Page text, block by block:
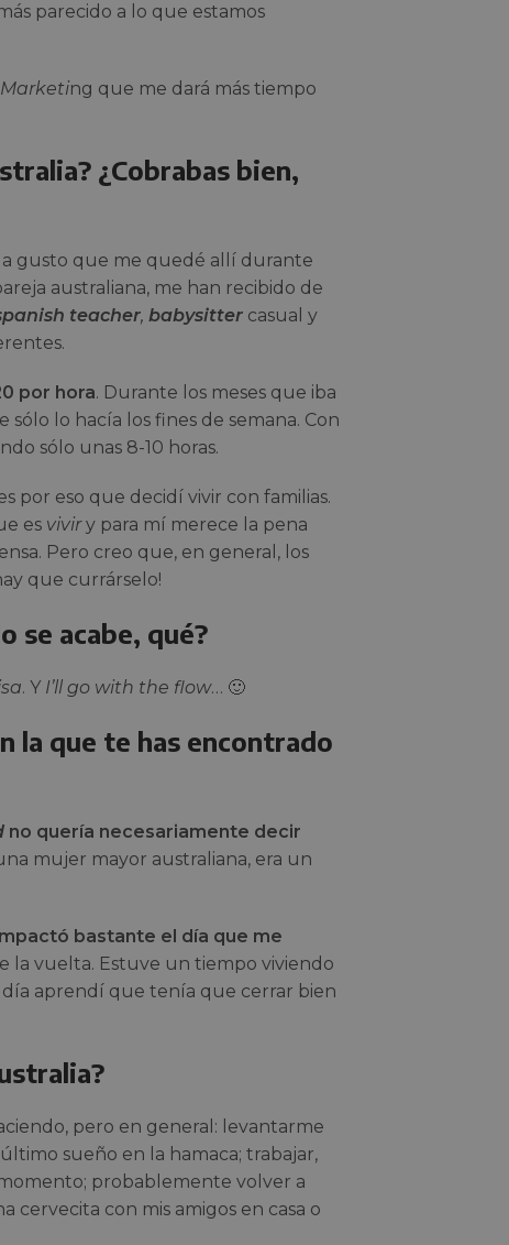
parecido a lo que estamos
ng que me dará más tiempo
¿Cobrabas bien,
gusto que me quedé allí durante
australiana, me han recibido de
teacher, babysitter casual y
por hora. Durante los meses que iba
lo hacía los fines de semana. Con
sólo unas 8-10 horas.
por eso que decidí vivir con familias.
es viviry para mí merece la pena
Pero creo que, en general, los
que currárselo!
se acabe, qué?
. Y I’ll go with the flow… 🙂
la que te has encontrado
no quería necesariamente decir
mujer mayor australiana, era un
bastante el día que me
la vuelta. Estuve un tiempo viviendo
aprendí que tenía que cerrar bien
pero en general: levantarme
sueño en la hamaca; trabajar,
probablemente volver a
cervecita con mis amigos en casa o